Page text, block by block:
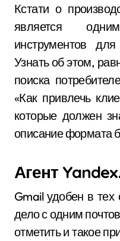
Кстати о
является
инструментов
Узнать об этом,
поиска
«Как привлечь
которые должен
описание формата
Агент
Gmail удобен в
дело с одним
отметить и такое